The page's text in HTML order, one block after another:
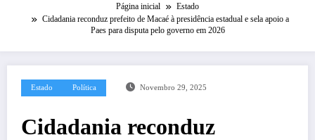
Página inicial
Estado
Cidadania reconduz prefeito de Macaé à presidência estadual e sela apoio a
Paes para disputa pelo governo em 2026
Estado Política Novembro 29, 2025
Cidadania reconduz